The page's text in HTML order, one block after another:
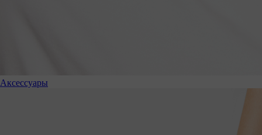
Аксессуары